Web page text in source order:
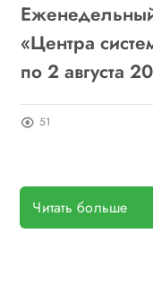
«Центра
по 2 августа
51
Читать больше